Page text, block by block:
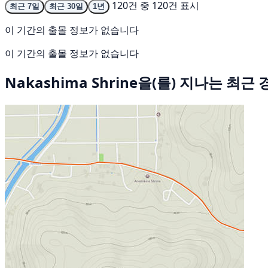
최근 7일 최근 30일 1년
120건 중 120건 표시
이 기간의 출몰 정보가 없습니다
이 기간의 출몰 정보가 없습니다
Nakashima Shrine을(를) 지나는 최근